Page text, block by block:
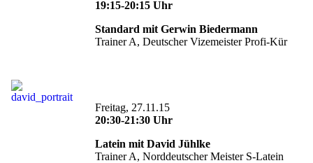
19:15-20:15 Uhr
Standard mit Gerwin Biedermann
Trainer A, Deutscher Vizemeister Profi-Kür
Freitag, 27.11.15
20:30-21:30 Uhr
Latein mit David Jühlke
Trainer A, Norddeutscher Meister S-Latein